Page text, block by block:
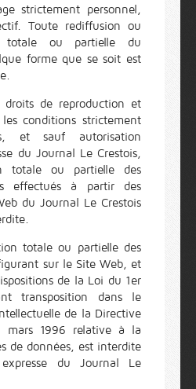
strictement personnel,
Toute rediffusion ou
totale ou partielle du
forme que se soit est
de reproduction et
conditions strictement
et sauf autorisation
du Journal Le Crestois,
totale ou partielle des
effectués à partir des
du Journal Le Crestois
totale ou partielle des
sur le Site Web, et
de la Loi du 1er
transposition dans le
de la Directive
mars 1996 relative à la
de données, est interdite
du Journal Le